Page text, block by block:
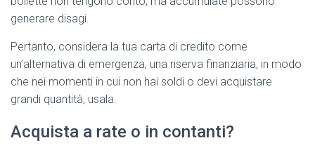
generare disagi.
Pertanto, considera la tua carta di credito come
un’alternativa di emergenza, una riserva finanziaria, in modo
che nei momenti in cui non hai soldi o devi acquistare
grandi quantità, usala.
Acquista a rate o in contanti?